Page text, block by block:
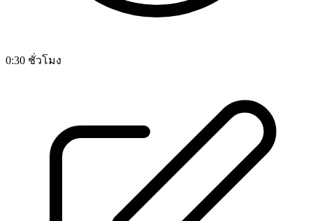
0:30 ชั่วโมง